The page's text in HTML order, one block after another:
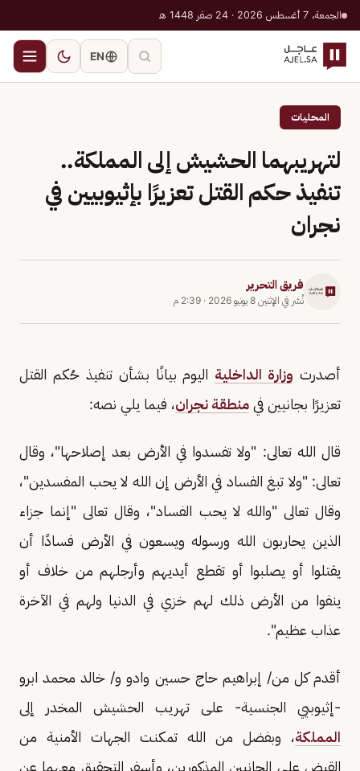
الجمعة، 7 أغسطس 2026 · 24 صفر 1448 هـ
EN
المحليات
لتهريبهما الحشيش إلى المملكة..
تنفيذ حكم القتل تعزيرًا بإثيوبيين في
نجران
فريق التحرير
نُشر في الإثنين 8 يونيو 2026 · 2:39 م
أصدرت وزارة الداخلية اليوم بيانًا بشأن تنفيذ حُكم القتل
تعزيرًا بجانيين في منطقة نجران، فيما يلي نصه:
قال الله تعالى: "ولا تفسدوا في الأرض بعد إصلاحها"، وقال
تعالى: "ولا تبغ الفساد في الأرض إن الله لا يحب المفسدين"،
وقال تعالى "والله لا يحب الفساد"، وقال تعالى "إنما جزاء
الذين يحاربون الله ورسوله ويسعون في الأرض فسادًا أن
يقتلوا أو يصلبوا أو تقطع أيديهم وأرجلهم من خلاف أو
ينفوا من الأرض ذلك لهم خزي في الدنيا ولهم في الآخرة
عذاب عظيم".
أقدم كل من/ إبراهيم حاج حسين وادو و/ خالد محمد ابرو
-إثيوبيي الجنسية- على تهريب الحشيش المخدر إلى
المملكة، وبفضل من الله تمكنت الجهات الأمنية من
القبض على الجانيين المذكورين، وأسفر التحقيق معهما عن